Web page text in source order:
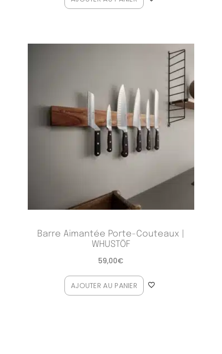
Barre Aimantée Porte-Couteaux |
WHUSTÖF
59,00€
AJOUTER AU PANIER